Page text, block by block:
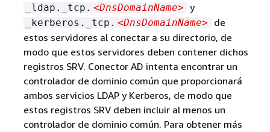
_ldap._tcp. <DnsDomainName> y
_kerberos._tcp. <DnsDomainName>
de
estos servidores al conectar a su directorio, de
modo que estos servidores deben contener dichos
registros SRV. Conector AD intenta encontrar un
controlador de dominio común que proporcionará
ambos servicios LDAP y Kerberos, de modo que
estos registros SRV deben incluir al menos un
controlador de dominio común. Para obtener más